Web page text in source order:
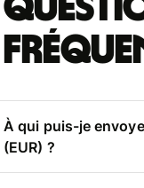
À qui puis-je
(EUR) ?